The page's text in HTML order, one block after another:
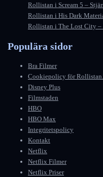
Rollistan i Scream 5 –
Rollistan i His Dark
Rollistan i The Lost City –
Populära sidor
Bra Filmer
Cookiepolicy för
Disney Plus
Filmstaden
HBO
HBO Max
Integritetspolicy
Kontakt
Netflix
Netflix Filmer
Netflix Priser